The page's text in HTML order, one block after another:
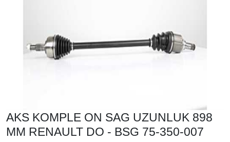
AKS KOMPLE ON SAG UZUNLUK 898
MM RENAULT DO - BSG 75-350-007